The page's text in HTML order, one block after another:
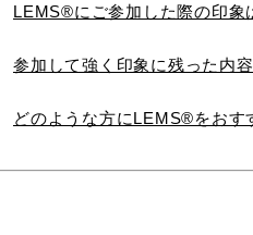
LEMS®にご参加した際の印象
参加して強く印象に残った内容
どのような方にLEMS®をおす